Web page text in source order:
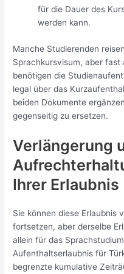
für die Dauer des
werden kann.
Manche Studierenden
Sprachkursvisum, aber fast
benötigen die
legal über das
beiden Dokumente
gegenseitig zu ersetzen.
Verlängerung
Ihrer Erlaubnis
Sie können diese Erlaubnis
fortsetzen, aber derselbe
allein für das
Aufenthaltserlaubnis für
begrenzte kumulative